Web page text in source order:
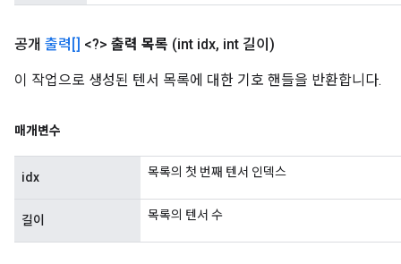
공개 출력[] <?> 출력 목록 (int idx, int 길이)
이 작업으로 생성된 텐서 목록에 대한 기호 핸들을 반환합니다.
매개변수
idx 목록의 첫 번째 텐서 인덱스
길이 목록의 텐서 수